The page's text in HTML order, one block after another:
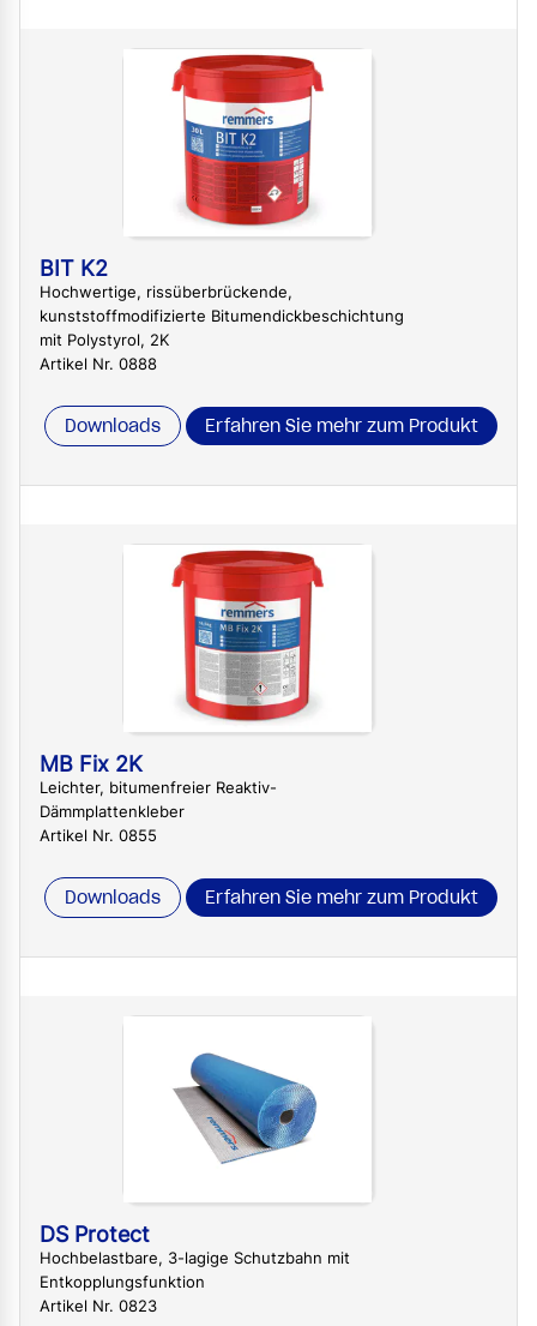
BIT K2
Hochwertige, rissüberbrückende,
kunststoffmodifizierte Bitumendickbeschichtung
mit Polystyrol, 2K
Artikel Nr. 0888
Downloads Erfahren Sie mehr zum Produkt
MB Fix 2K
Leichter, bitumenfreier Reaktiv-
Dämmplattenkleber
Artikel Nr. 0855
Downloads Erfahren Sie mehr zum Produkt
DS Protect
Hochbelastbare, 3-lagige Schutzbahn mit
Entkopplungsfunktion
Artikel Nr. 0823